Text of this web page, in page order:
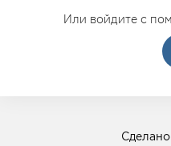
Или войдите с